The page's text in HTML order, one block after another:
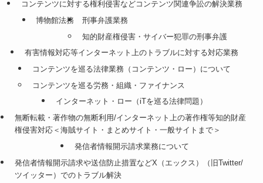
コンテンツに対する権利侵害などコンテンツ関連争訟の解決業務
博物館法務
刑事弁護業務
知的財産権侵害・サイバー犯罪の刑事弁護
有害情報対応等インターネット上のトラブルに対する対応業務
コンテンツを巡る法律業務（コンテンツ・ロー）について
コンテンツを巡る労務・組織・ファイナンス
インターネット・ロー（iTを巡る法律問題）
無断転載・著作物の無断利用/インターネット上の著作権等知的財産
権侵害対応＜海賊サイト・まとめサイト・一般サイトまで＞
発信者情報開示請求業務について
発信者情報開示請求や送信防止措置などX（エックス）（旧Twitter/
ツイッター）でのトラブル解決